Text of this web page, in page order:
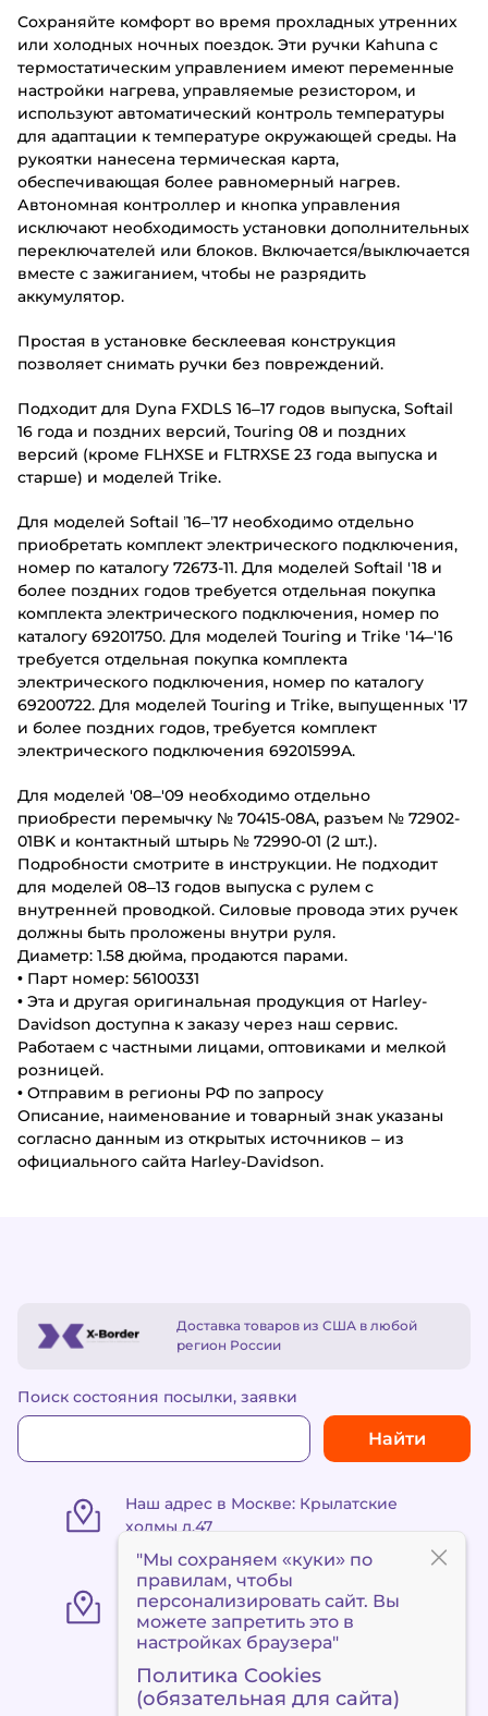
Сохраняйте комфорт во время прохладных утренних
или холодных ночных поездок. Эти ручки Kahuna с
термостатическим управлением имеют переменные
настройки нагрева, управляемые резистором, и
используют автоматический контроль температуры
для адаптации к температуре окружающей среды. На
рукоятки нанесена термическая карта,
обеспечивающая более равномерный нагрев.
Автономная контроллер и кнопка управления
исключают необходимость установки дополнительных
переключателей или блоков. Включается/выключается
вместе с зажиганием, чтобы не разрядить
аккумулятор.
Простая в установке бесклеевая конструкция
позволяет снимать ручки без повреждений.
Подходит для Dyna FXDLS 16–17 годов выпуска, Softail
16 года и поздних версий, Touring 08 и поздних
версий (кроме FLHXSE и FLTRXSE 23 года выпуска и
старше) и моделей Trike.
Для моделей Softail ’16–’17 необходимо отдельно
приобретать комплект электрического подключения,
номер по каталогу 72673-11. Для моделей Softail '18 и
более поздних годов требуется отдельная покупка
комплекта электрического подключения, номер по
каталогу 69201750. Для моделей Touring и Trike '14–'16
требуется отдельная покупка комплекта
электрического подключения, номер по каталогу
69200722. Для моделей Touring и Trike, выпущенных '17
и более поздних годов, требуется комплект
электрического подключения 69201599A.
Для моделей '08–'09 необходимо отдельно
приобрести перемычку № 70415-08A, разъем № 72902-
01BK и контактный штырь № 72990-01 (2 шт.).
Подробности смотрите в инструкции. Не подходит
для моделей 08–13 годов выпуска с рулем с
внутренней проводкой. Силовые провода этих ручек
должны быть проложены внутри руля.
Диаметр: 1.58 дюйма, продаются парами.
• Парт номер: 56100331
• Эта и другая оригинальная продукция от Harley-
Davidson доступна к заказу через наш сервис.
Работаем с частными лицами, оптовиками и мелкой
розницей.
• Отправим в регионы РФ по запросу
Описание, наименование и товарный знак указаны
согласно данным из открытых источников – из
официального сайта Harley-Davidson.
Доставка товаров из США в любой
регион России
Поиск состояния посылки, заявки
Найти
Наш адрес в Москве: Крылатские
холмы д.47
«Пункт выдачи Метро
«Сокольники» ул. Маленковская 32,
стр. 3
"Мы сохраняем «куки» по
правилам, чтобы
персонализировать сайт. Вы
можете запретить это в
настройках браузера"
Политика Cookies
(обязательная для сайта)